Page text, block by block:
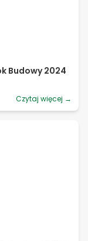
Budowy 2024
Czytaj więcej →